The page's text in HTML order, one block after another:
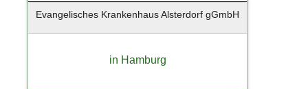
Evangelisches Krankenhaus Alsterdorf gGmbH
in Hamburg